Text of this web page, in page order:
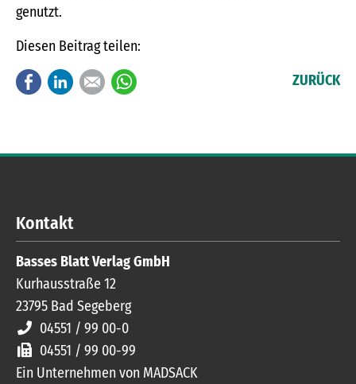
genutzt.
Diesen Beitrag teilen:
FacebookLinkedInE-mail ZURÜCK
Kontakt
Basses Blatt Verlag GmbH
Kurhausstraße 12
23795 Bad Segeberg
04551 / 99 00-0
04551 / 99 00-99
Ein Unternehmen von MADSACK